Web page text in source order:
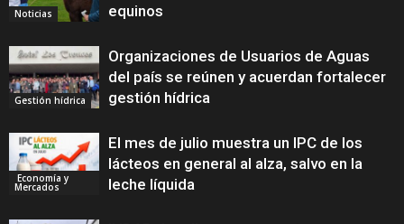
Noticias
equinos
Gestión hídrica
Organizaciones de Usuarios de Aguas
del país se reúnen y acuerdan fortalecer
gestión hídrica
Economía y
Mercados
El mes de julio muestra un IPC de los
lácteos en general al alza, salvo en la
leche líquida